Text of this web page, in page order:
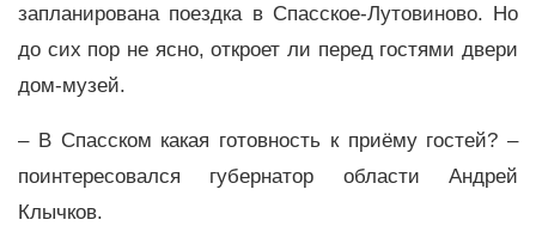
запланирована поездка в Спасское-Лутовиново. Но
до сих пор не ясно, откроет ли перед гостями двери
дом-музей.
– В Спасском какая готовность к приёму гостей? –
поинтересовался губернатор области Андрей
Клычков.